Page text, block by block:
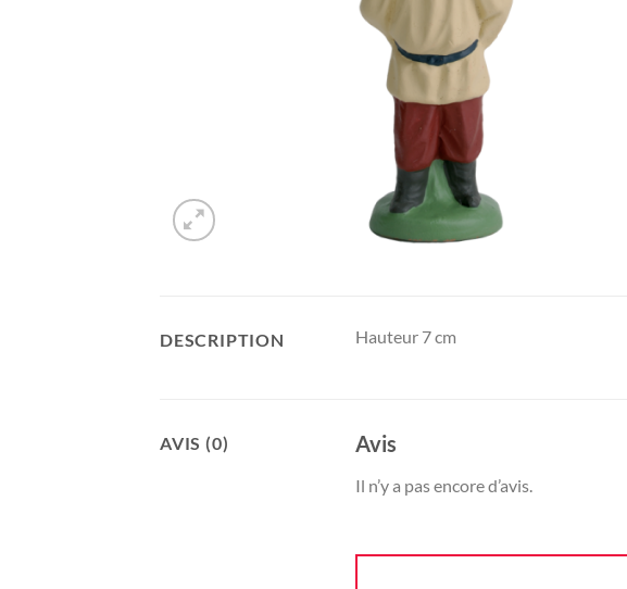
DESCRIPTION Hauteur 7 cm
AVIS (0) Avis
Il n’y a pas encore d’avis.